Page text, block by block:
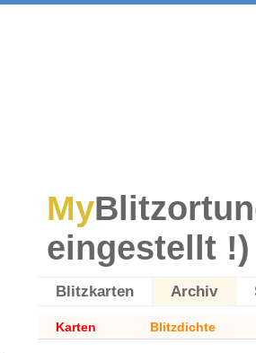
My
eingestellt !)
Blitzkarten Archiv
Karten Blitzdichte